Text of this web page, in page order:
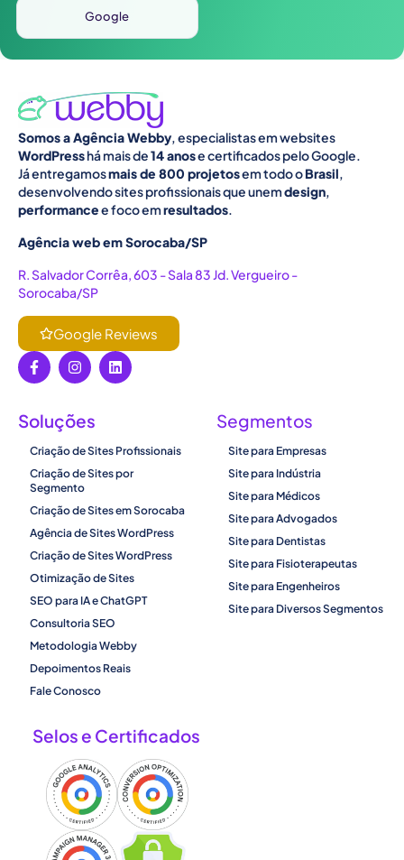
Google
Somos a Agência Webby, especialistas em websites
WordPresshá mais de14 anose certificados pelo Google.
Já entregamosmais de 800 projetosem todo oBrasil,
desenvolvendo sites profissionais que unemdesign,
performancee foco emresultados.
Agência web em Sorocaba/SP
R. Salvador Corrêa, 603 - Sala 83 Jd. Vergueiro -
Sorocaba/SP
Google Reviews
Soluções
Criação de Sites Profissionais
Criação de Sites por
Segmento
Criação de Sites em Sorocaba
Agência de Sites WordPress
Criação de Sites WordPress
Otimização de Sites
SEO para IA e ChatGPT
Consultoria SEO
Metodologia Webby
Depoimentos Reais
Fale Conosco
Segmentos
Site para Empresas
Site para Indústria
Site para Médicos
Site para Advogados
Site para Dentistas
Site para Fisioterapeutas
Site para Engenheiros
Site para Diversos Segmentos
Selos e Certificados